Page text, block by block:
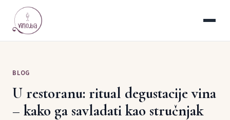
BLOG
U restoranu: ritual degustacije vina
– kako ga savladati kao stručnjak